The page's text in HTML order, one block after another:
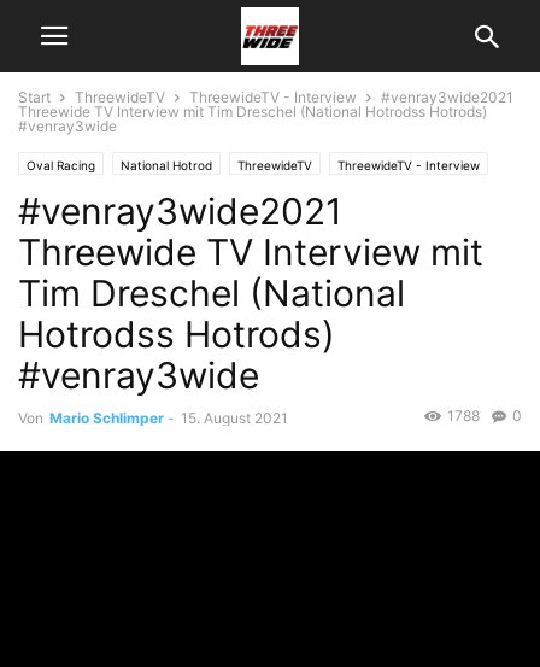
Start ThreewideTV ThreewideTV - Interview
#venray3wide2021
Threewide TV Interview mit Tim Dreschel (National Hotrodss Hotrods)
#venray3wide
Oval Racing National Hotrod ThreewideTV ThreewideTV - Interview
#venray3wide2021
Threewide TV Interview mit
Tim Dreschel (National
Hotrodss Hotrods)
#venray3wide
Von Mario Schlimper - 15. August 2021 0
1788